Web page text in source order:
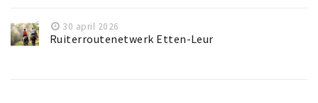
30 april 2026
Ruiterroutenetwerk Etten-Leur